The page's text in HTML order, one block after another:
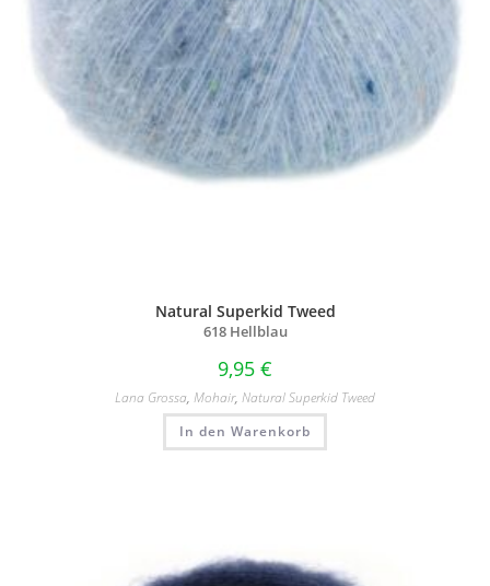
Natural Superkid Tweed
618 Hellblau
9,95 €
Lana Grossa, Mohair, Natural Superkid Tweed
In den Warenkorb